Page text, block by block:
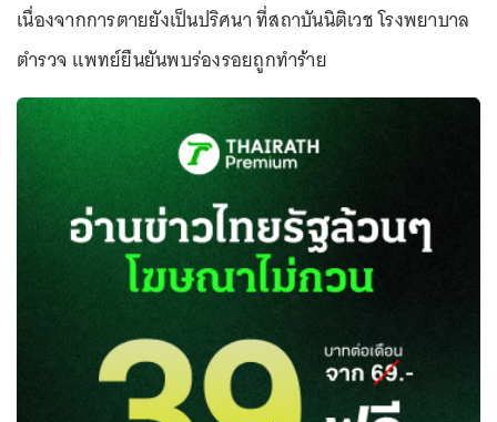
เนื่องจากการตายยังเป็นปริศนา ที่สถาบันนิติเวช โรงพยาบาล
ตำรวจ แพทย์ยืนยันพบร่องรอยถูกทำร้าย